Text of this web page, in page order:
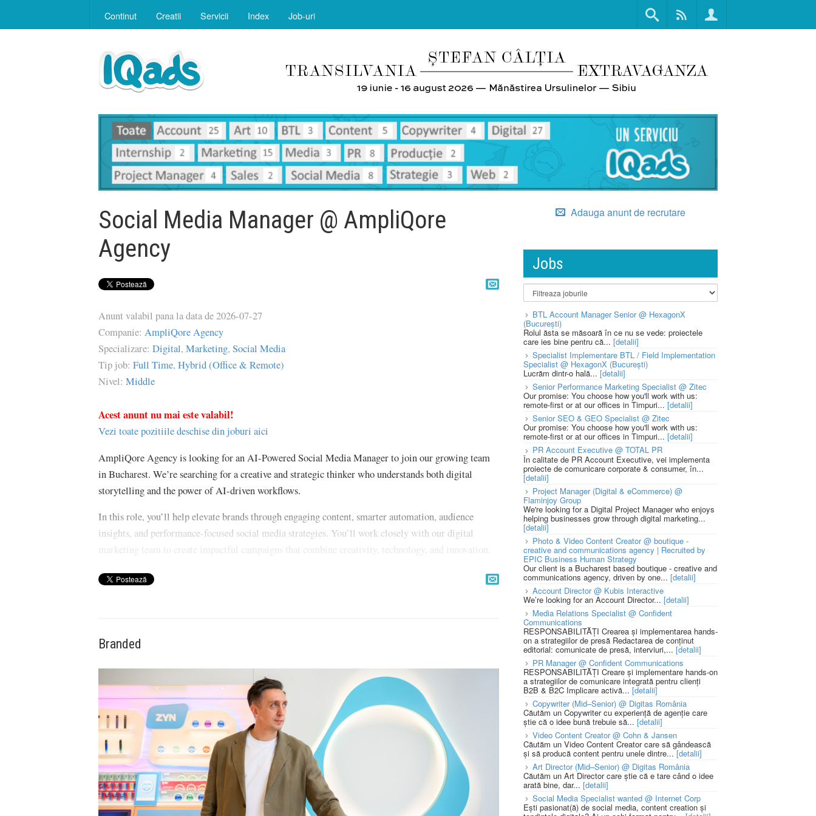
Continut Creatii Servicii Index Job-uri
Social Media Manager @ AmpliQore
Agency
Anunt valabil pana la data de2026-07-27
Companie: AmpliQore Agency
Specializare: Digital, Marketing, Social Media
Tip job: Full Time, Hybrid (Office & Remote)
Nivel: Middle
Acest anunt nu mai este valabil!
Vezi toate pozitiile deschise din joburi aici
AmpliQore Agency is looking for an AI-Powered Social Media Manager to join our growing team
in Bucharest. We’re searching for a creative and strategic thinker who understands both digital
storytelling and the power of AI-driven workflows.
In this role, you’ll help elevate brands through engaging content, smarter automation, audience
insights, and performance-focused social media strategies. You’ll work closely with our digital
marketing team to create impactful campaigns that combine creativity, technology, and innovation.
Branded
Adauga anunt de recrutare
Jobs
BTL Account Manager Senior @ HexagonX
(București)
Rolul ăsta se măsoară în ce nu se vede: proiectele
care ies bine pentru că... [detalii]
Specialist Implementare BTL / Field Implementation
Specialist @ HexagonX (București)
Lucrăm dintr-o hală... [detalii]
Senior Performance Marketing Specialist @ Zitec
Our promise: You choose how you'll work with us:
remote-first or at our offices in Timpuri... [detalii]
Senior SEO & GEO Specialist @ Zitec
Our promise: You choose how you'll work with us:
remote-first or at our offices in Timpuri... [detalii]
PR Account Executive @ TOTAL PR
În calitate de PR Account Executive, vei implementa
proiecte de comunicare corporate & consumer, în...
[detalii]
Project Manager (Digital & eCommerce) @
Flaminjoy Group
We're looking for a Digital Project Manager who enjoys
helping businesses grow through digital marketing...
[detalii]
Photo & Video Content Creator @ boutique -
creative and communications agency | Recruited by
EPIC Business Human Strategy
Our client is a Bucharest based boutique - creative and
communications agency, driven by one... [detalii]
Account Director @ Kubis Interactive
We’re looking for an Account Director... [detalii]
Media Relations Specialist @ Confident
Communications
RESPONSABILITĂȚI Crearea și implementarea hands-
on a strategiilor de presă Redactarea de conținut
editorial: comunicate de presă, interviuri,... [detalii]
PR Manager @ Confident Communications
RESPONSABILITĂȚI Creare și implementare hands-on
a strategiilor de comunicare integrată pentru clienți
B2B & B2C Implicare activă... [detalii]
Copywriter (Mid–Senior) @ Digitas România
Căutăm un Copywriter cu experiență de agenție care
știe că o idee bună trebuie să... [detalii]
Video Content Creator @ Cohn & Jansen
Căutăm un Video Content Creator care să gândească
și să producă content pentru unele dintre... [detalii]
Art Director (Mid–Senior) @ Digitas România
Căutăm un Art Director care știe că e tare când o idee
arată bine, dar... [detalii]
Social Media Specialist wanted @ Internet Corp
Ești pasionat(ă) de social media, content creation și